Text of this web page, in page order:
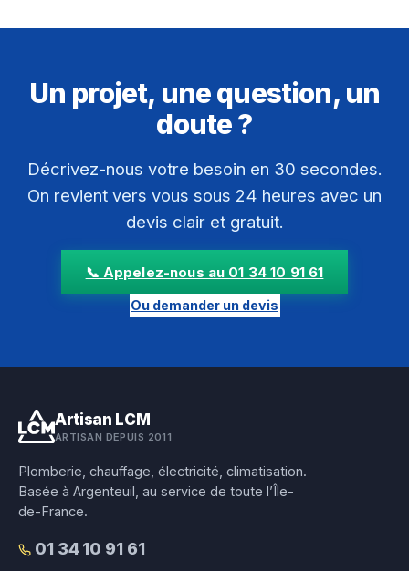
Un projet, une question, un
doute ?
Décrivez-nous votre besoin en 30 secondes.
On revient vers vous sous 24 heures avec un
devis clair et gratuit.
📞 Appelez-nous au 01 34 10 91 61
Ou demander un devis
Artisan LCM
ARTISAN DEPUIS 2011
Plomberie, chauffage, électricité, climatisation.
Basée à Argenteuil, au service de toute l’Île-
de-France.
01 34 10 91 61